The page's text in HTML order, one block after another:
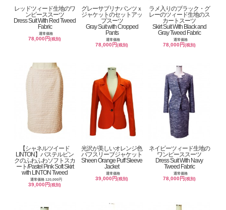
レッドツィード生地のワ
ンピーススーツ
Dress Suit With Red Tweed
Fabric
通常価格
78,000円(税別)
グレーサブリナパンツｘ
ジャケットのセットアッ
プスーツ
Gray Suit with Cropped
Pants
通常価格
78,000円(税別)
ラメ入りのブラック・グ
レーのツィード生地のス
カートスーツ
Skirt Suit With Black and
Gray Tweed Fabric
通常価格
78,000円 (税別)
【シャネルツイード
LINTON】パステルピン
クのふわふわソフトスカ
ート/Pastel Pink Soft Skirt
with LINTON Tweed
通常価格 120,000円
39,000円(税別)
光沢が美しいオレンジ色
パフスリーブジャケット
Sheen Orange Puff Sleeve
Jacket
通常価格
39,000円(税別)
ネイビーツィード生地の
ワンピーススーツ
Dress Suit With Navy
Tweed Fabric
通常価格
78,000円 (税別)